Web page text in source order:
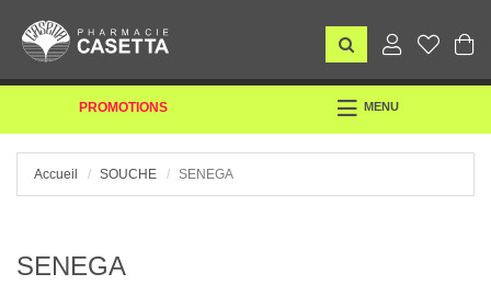
PROMOTIONS
TOGGLE
MENU
Accueil SOUCHE SENEGA
SENEGA